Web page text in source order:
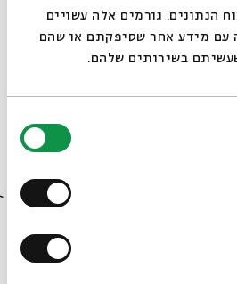
הנתונים. גורמים אלה עשויים
עם מידע אחר שסיפקתם או שהם
בשירותים שלהם.
– על הנפש במצבים של סופים
הרשמה לאירועים דומים